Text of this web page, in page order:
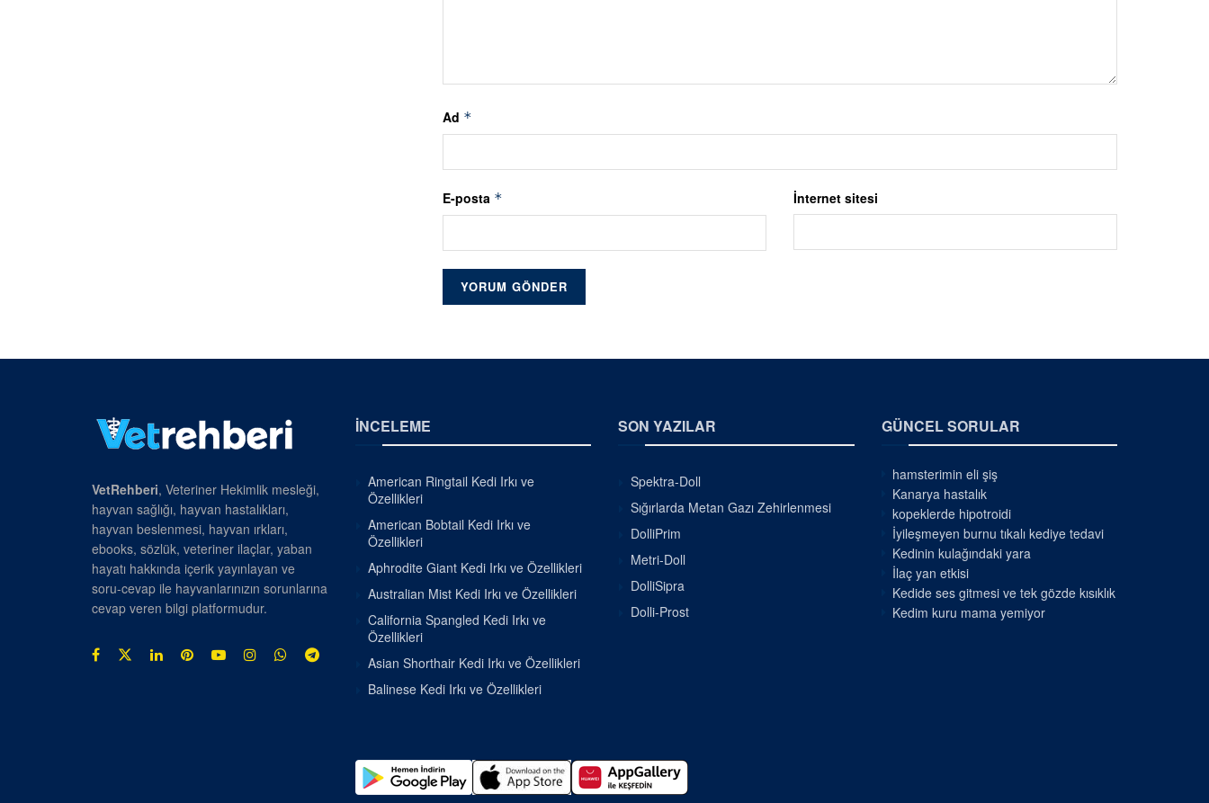
Ad *
E-posta * İnternet sitesi
VetRehberi, Veteriner Hekimlik mesleği,
hayvan sağlığı, hayvan hastalıkları,
hayvan beslenmesi, hayvan ırkları,
ebooks, sözlük, veteriner ilaçlar, yaban
hayatı hakkında içerik yayınlayan ve
soru-cevap ile hayvanlarınızın sorunlarına
cevap veren bilgi platformudur.
İNCELEME
American Ringtail Kedi Irkı ve
Özellikleri
American Bobtail Kedi Irkı ve
Özellikleri
Aphrodite Giant Kedi Irkı ve Özellikleri
Australian Mist Kedi Irkı ve Özellikleri
California Spangled Kedi Irkı ve
Özellikleri
Asian Shorthair Kedi Irkı ve Özellikleri
Balinese Kedi Irkı ve Özellikleri
SON YAZILAR
Spektra-Doll
Sığırlarda Metan Gazı Zehirlenmesi
DolliPrim
Metri-Doll
DolliSipra
Dolli-Prost
GÜNCEL SORULAR
hamsterimin eli şiş
Kanarya hastalık
kopeklerde hipotroidi
İyileşmeyen burnu tıkalı kediye tedavi
Kedinin kulağındaki yara
İlaç yan etkisi
Kedide ses gitmesi ve tek gözde kısıklık
Kedim kuru mama yemiyor